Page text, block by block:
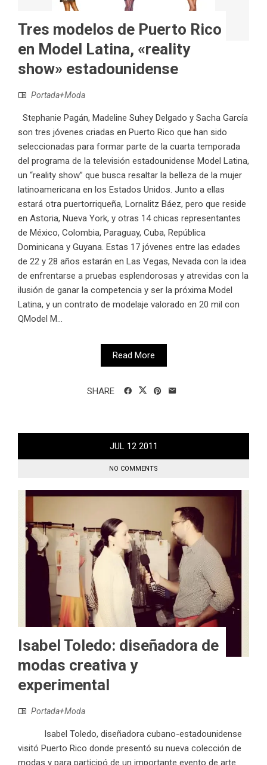
Tres modelos de Puerto Rico
en Model Latina, «reality
show» estadounidense
Portada+Moda
Stephanie Pagán, Madeline Suhey Delgado y Sacha García
son tres jóvenes criadas en Puerto Rico que han sido
seleccionadas para formar parte de la cuarta temporada
del programa de la televisión estadounidense Model Latina,
un “reality show” que busca resaltar la belleza de la mujer
latinoamericana en los Estados Unidos. Junto a ellas
estará otra puertorriqueña, Lornalitz Báez, pero que reside
en Astoria, Nueva York, y otras 14 chicas representantes
de México, Colombia, Paraguay, Cuba, República
Dominicana y Guyana. Estas 17 jóvenes entre las edades
de 22 y 28 años estarán en Las Vegas, Nevada con la idea
de enfrentarse a pruebas esplendorosas y atrevidas con la
ilusión de ganar la competencia y ser la próxima Model
Latina, y un contrato de modelaje valorado en 20 mil con
QModel M...
Read More
SHARE
JUL 12 2011
NO COMMENTS
Isabel Toledo: diseñadora de
modas creativa y
experimental
Portada+Moda
Isabel Toledo, diseñadora cubano-estadounidense
visitó Puerto Rico donde presentó su nueva colección de
modas y para participó de un importante evento de arte